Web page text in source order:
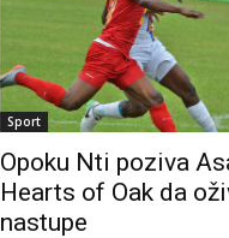
Sport
Opoku Nti poziva
Hearts of Oak da
nastupe